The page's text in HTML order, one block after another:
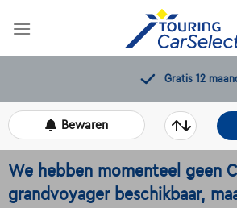
Gratis 12 maanden
Bewaren
We hebben momenteel geen
grandvoyager beschikbaar,